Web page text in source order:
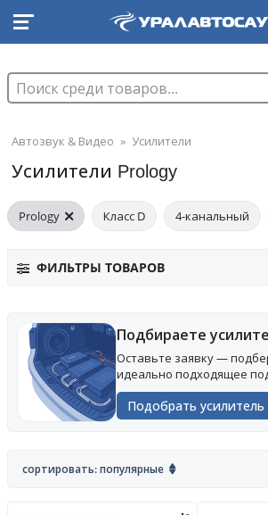
Автозвук & Видео » Усилители
Усилители Prology
Prology Класс D 4-канальный
ФИЛЬТРЫ ТОВАРОВ
Подбираете
Оставьте заявку —
идеально подходящее
Подобрать усилитель
сортировать: популярные